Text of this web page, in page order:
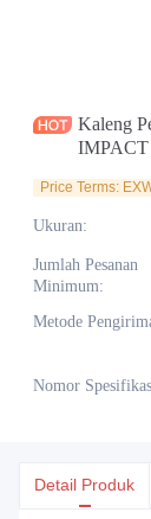
Kaleng
IMPACT
Kosong
Price Terms:
Ukuran:
Jumlah Pesanan
Minimum:
Metode
Nomor
Detail Produk